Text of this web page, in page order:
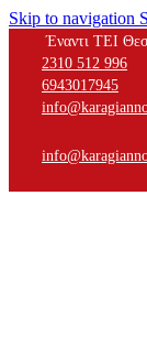
Skip to navigation
Έναντι ΤΕΙ
2310 512 996
6943017945